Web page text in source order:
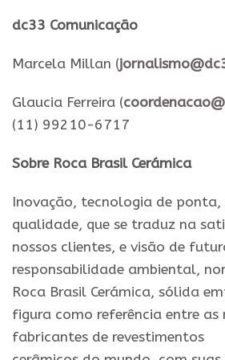
dc33 Comunicação
Marcela Millan (
Glaucia Ferreira (
(11) 99210-6717
Sobre Roca Brasil Cerámica
Inovação, tecnologia de
qualidade, que se traduz na
nossos clientes, e visão de
responsabilidade ambiental,
Roca Brasil Cerámica, sólida
figura como referência entre as
fabricantes de revestimentos